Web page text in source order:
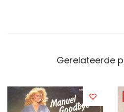
Gerelateerde